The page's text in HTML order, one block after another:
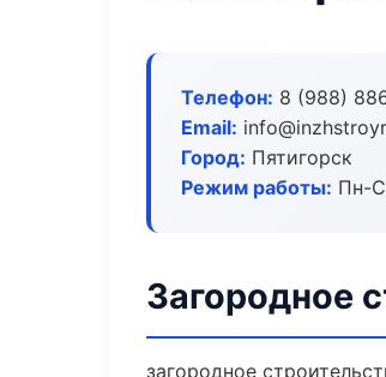
Телефон: 8 (988)
Email:
Город: Пятигорск
Режим работы: Пн-
Загородное
загородное